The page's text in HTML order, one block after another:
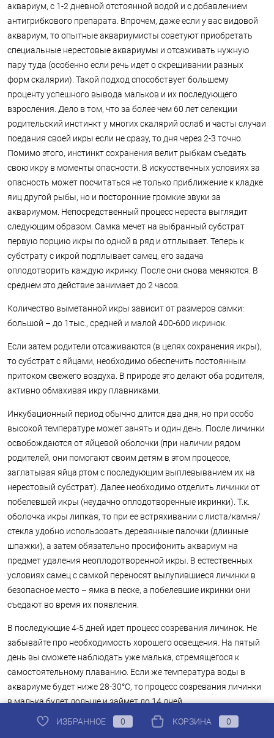
аквариум, с 1-2 дневной отстоянной водой и с добавлением
антигрибкового препарата. Впрочем, даже если у вас видовой
аквариум, то опытные аквариумисты советуют приобретать
специальные нерестовые аквариумы и отсаживать нужную
пару туда (особенно если речь идет о скрещивании разных
форм скалярии). Такой подход способствует большему
проценту успешного вывода мальков и их последующего
взросления. Дело в том, что за более чем 60 лет селекции
родительский инстинкт у многих скалярий ослаб и часты случаи
поедания своей икры если не сразу, то дня через 2-3 точно.
Помимо этого, инстинкт сохранения велит рыбкам съедать
свою икру в моменты опасности. В искусственных условиях за
опасность может посчитаться не только приближение к кладке
яиц другой рыбы, но и посторонние громкие звуки за
аквариумом. Непосредственный процесс нереста выглядит
следующим образом. Самка мечет на выбранный субстрат
первую порцию икры по одной в ряд и отплывает. Теперь к
субстрату с икрой подплывает самец, его задача
оплодотворить каждую икринку. После они снова меняются. В
среднем это действие занимает до 2 часов.
Количество выметанной икры зависит от размеров самки:
большой – до 1тыс., средней и малой 400-600 икринок.
Если затем родители отсаживаются (в целях сохранения икры),
то субстрат с яйцами, необходимо обеспечить постоянным
притоком свежего воздуха. В природе это делают оба родителя,
активно обмахивая икру плавниками.
Инкубационный период обычно длится два дня, но при особо
высокой температуре может занять и один день. После личинки
освобождаются от яйцевой оболочки (при наличии рядом
родителей, они помогают своим детям в этом процессе,
заглатывая яйца ртом с последующим выплевыванием их на
нерестовый субстрат). Далее необходимо отделить личинки от
побелевшей икры (неудачно оплодотворенные икринки). Т.к.
оболочка икры липкая, то при ее встряхивании с листа/камня/
стекла удобно использовать деревянные палочки (длинные
шпажки), а затем обязательно просифонить аквариум на
предмет удаления неоплодотворенной икры. В естественных
условиях самец с самкой переносят вылупившиеся личинки в
безопасное место – ямка в песке, а побелевшие икринки они
съедают во время их появления.
В последующие 4-5 дней идет процесс созревания личинок. Не
забывайте про необходимость хорошего освещения. На пятый
день вы сможете наблюдать уже малька, стремящегося к
самостоятельному плаванию. Если же температура воды в
аквариуме будет ниже 28-30°С, то процесс созревания личинки
в малька будет дольше и займет до 14 дней.
Некоторые аквариумисты специально устанавливают
ИЗБРАННОЕ 0 КОРЗИНА 0